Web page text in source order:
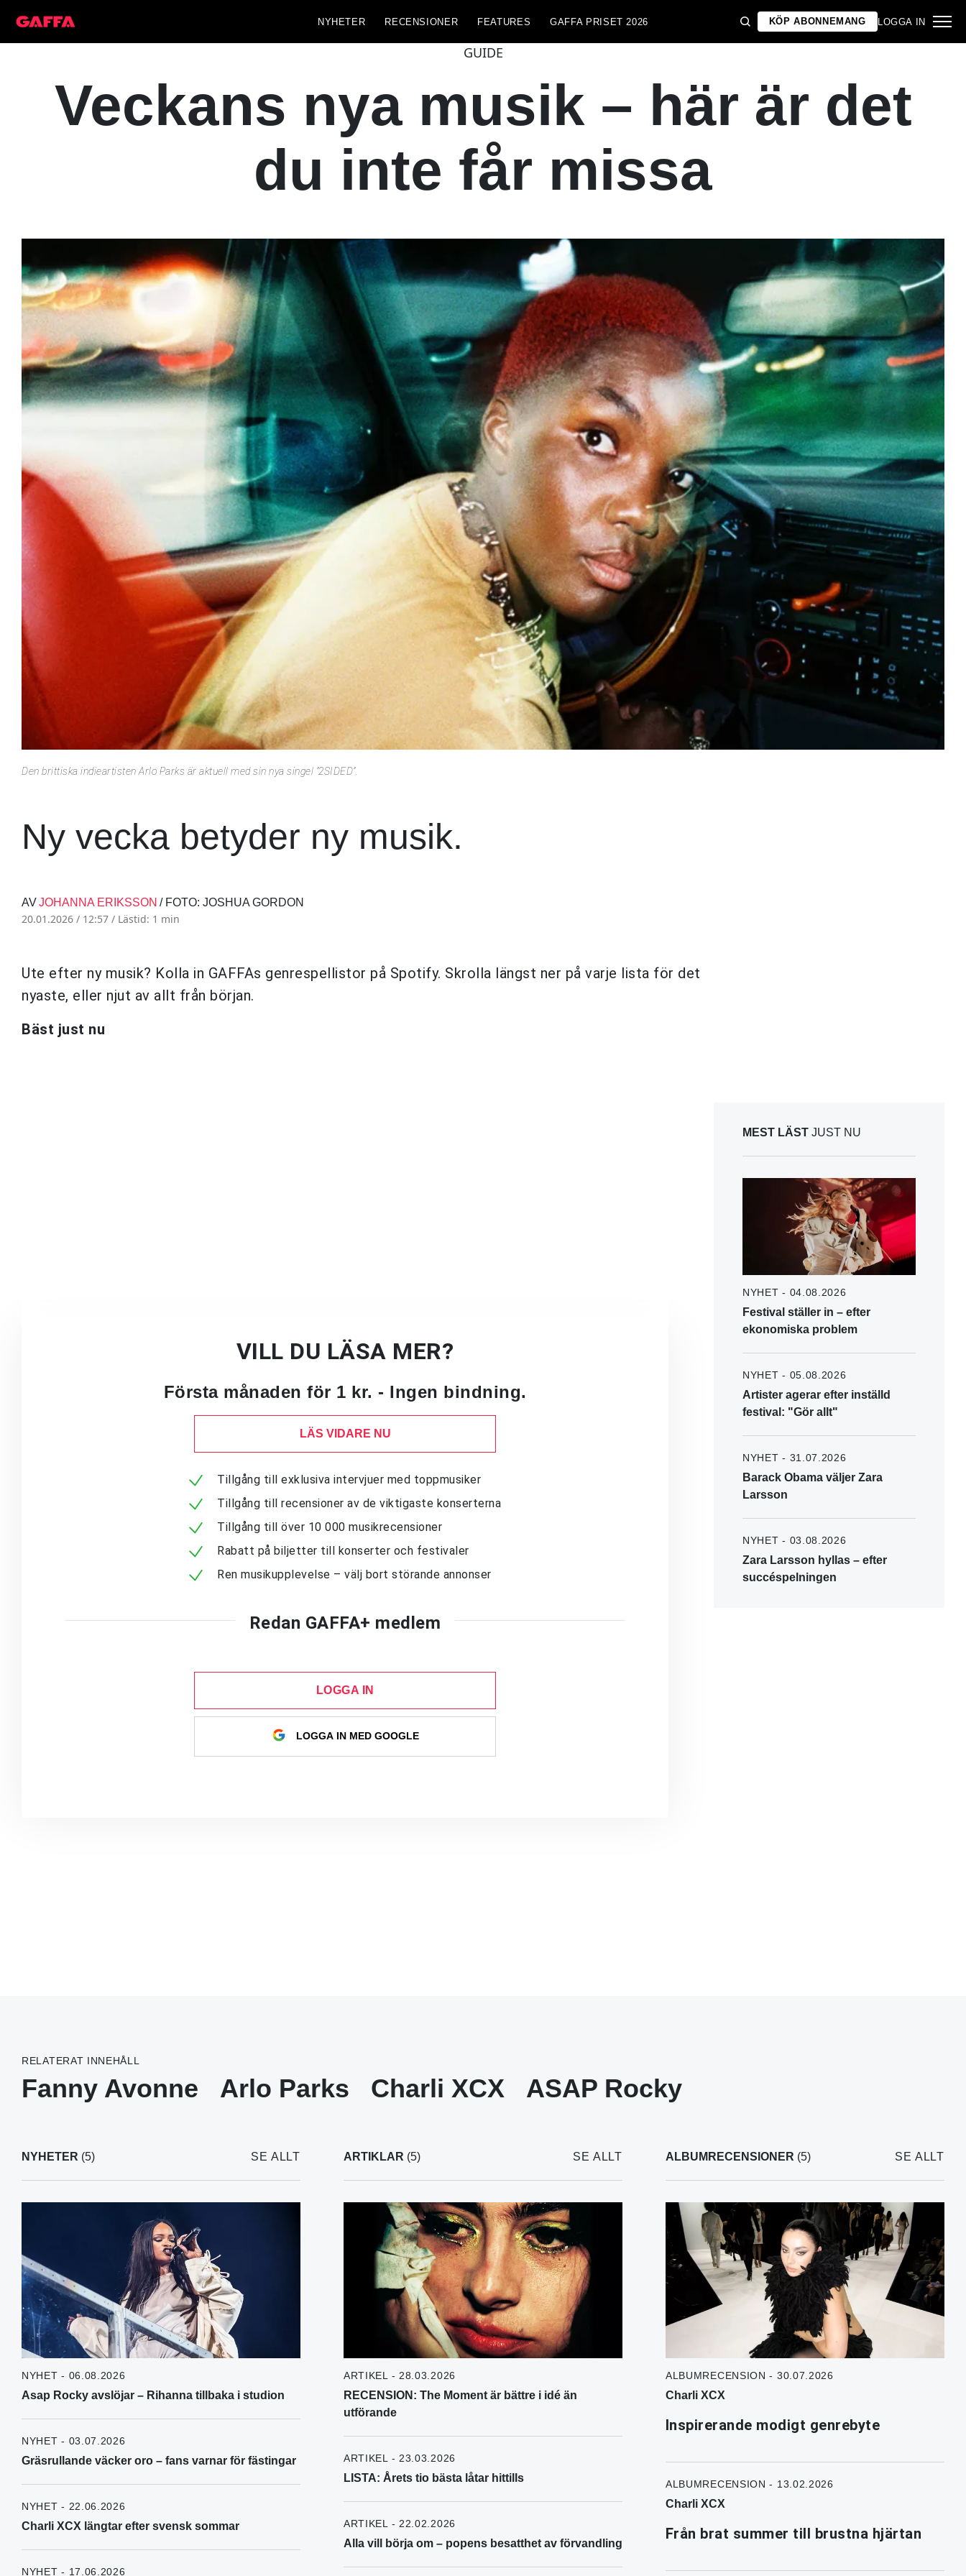
NYHETER RECENSIONER FEATURES GAFFA PRISET 2026 KÖP ABONNEMANG LOGGA IN
GUIDE
Veckans nya musik – här är det
du inte får missa
Den brittiska indieartisten Arlo Parks är aktuell med sin nya singel ”2SIDED”.
Ny vecka betyder ny musik.
AVJOHANNA ERIKSSON / FOTO: JOSHUA GORDON
20.01.2026 / 12:57 / Lästid: 1 min
Ute efter ny musik? Kolla in GAFFAs genrespellistor på Spotify. Skrolla längst ner på varje lista för det
nyaste, eller njut av allt från början.
Bäst just nu
VILL DU LÄSA MER?
Första månaden för 1 kr. - Ingen bindning.
LÄS VIDARE NU
Tillgång till exklusiva intervjuer med toppmusiker
Tillgång till recensioner av de viktigaste konserterna
Tillgång till över 10 000 musikrecensioner
Rabatt på biljetter till konserter och festivaler
Ren musikupplevelse – välj bort störande annonser
Redan GAFFA+ medlem
LOGGA IN
LOGGA IN MED GOOGLE
MEST LÄST JUST NU
NYHET - 04.08.2026
Festival ställer in – efter
ekonomiska problem
NYHET - 05.08.2026
Artister agerar efter inställd
festival: "Gör allt"
NYHET - 31.07.2026
Barack Obama väljer Zara
Larsson
NYHET - 03.08.2026
Zara Larsson hyllas – efter
succéspelningen
RELATERAT INNEHÅLL
Fanny Avonne Arlo Parks Charli XCX ASAP Rocky
NYHETER (5) SE ALLT
NYHET - 06.08.2026
Asap Rocky avslöjar – Rihanna tillbaka i studion
NYHET - 03.07.2026
Gräsrullande väcker oro – fans varnar för fästingar
NYHET - 22.06.2026
Charli XCX längtar efter svensk sommar
NYHET - 17.06.2026
ARTIKLAR (5) SE ALLT
ARTIKEL - 28.03.2026
RECENSION: The Moment är bättre i idé än
utförande
ARTIKEL - 23.03.2026
LISTA: Årets tio bästa låtar hittills
ARTIKEL - 22.02.2026
Alla vill börja om – popens besatthet av förvandling
ALBUMRECENSIONER (5) SE ALLT
ALBUMRECENSION - 30.07.2026
Charli XCX
Inspirerande modigt genrebyte
ALBUMRECENSION - 13.02.2026
Charli XCX
Från brat summer till brustna hjärtan